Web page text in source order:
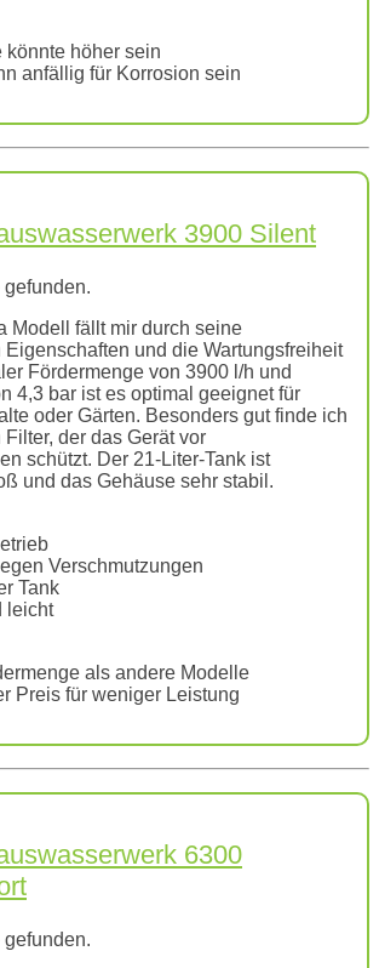
könnte höher sein
anfällig für Korrosion sein
3900 Silent
Modell fällt mir durch seine
und die Wartungsfreiheit
Fördermenge von 3900 l/h und
4,3 bar ist es optimal geeignet für
oder Gärten. Besonders gut finde ich
der das Gerät vor
schützt. Der 21-Liter-Tank ist
und das Gehäuse sehr stabil.
Verschmutzungen
Tank
leicht
als andere Modelle
Preis für weniger Leistung
6300